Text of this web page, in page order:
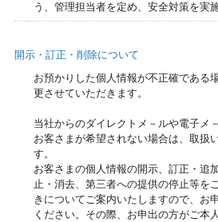
う、管理担当者を定め、安全対策を実
開示・訂正・削除について
お預かりした個人情報が不正確である
更させていただきます。
当社からのダイレクトメ－ルや電子メ
お客さまが希望されない場合は、取扱
す。
お客さまの個人情報の開示、訂正・追
止・消去、第三者への提供の停止等を
きについてご案内いたしますので、お
ください。その際、お申出の方がご本